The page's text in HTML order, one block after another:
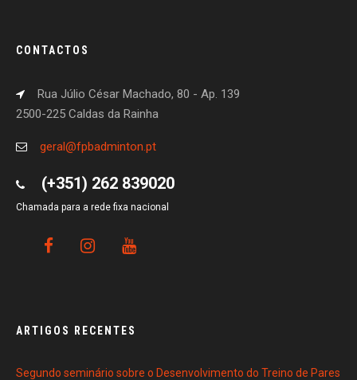
CONTACTOS
Rua Júlio César Machado, 80 - Ap. 139
2500-225 Caldas da Rainha
geral@fpbadminton.pt
(+351) 262 839020
Chamada para a rede fixa nacional
ARTIGOS RECENTES
Segundo seminário sobre o Desenvolvimento do Treino de Pares